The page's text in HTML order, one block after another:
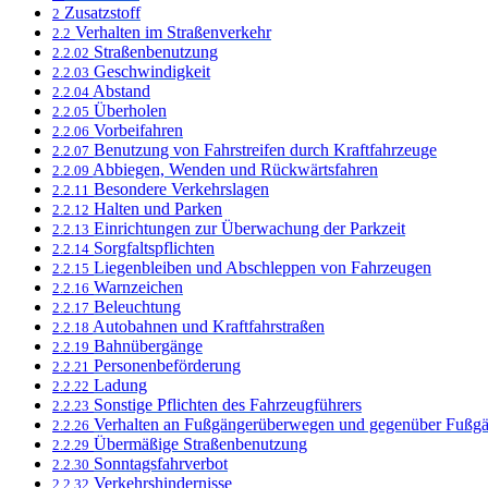
2 Zusatzstoff
2.2 Verhalten im Straßenverkehr
2.2.02 Straßenbenutzung
2.2.03 Geschwindigkeit
2.2.04 Abstand
2.2.05 Überholen
2.2.06 Vorbeifahren
2.2.07 Benutzung von Fahrstreifen durch Kraftfahrzeuge
2.2.09 Abbiegen, Wenden und Rückwärtsfahren
2.2.11 Besondere Verkehrslagen
2.2.12 Halten und Parken
2.2.13 Einrichtungen zur Überwachung der Parkzeit
2.2.14 Sorgfaltspflichten
2.2.15 Liegenbleiben und Abschleppen von Fahrzeugen
2.2.16 Warnzeichen
2.2.17 Beleuchtung
2.2.18 Autobahnen und Kraftfahrstraßen
2.2.19 Bahnübergänge
2.2.21 Personenbeförderung
2.2.22 Ladung
2.2.23 Sonstige Pflichten des Fahrzeugführers
2.2.26 Verhalten an Fußgängerüberwegen und gegenüber
2.2.29 Übermäßige Straßenbenutzung
2.2.30 Sonntagsfahrverbot
2.2.32 Verkehrshindernisse